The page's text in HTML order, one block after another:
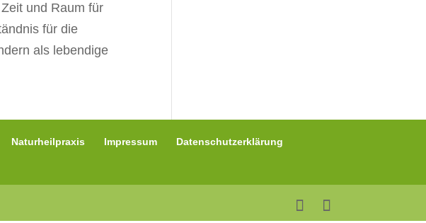
und Raum für
für die
als lebendige
Naturheilpraxis Impressum
Datenschutzerklärung